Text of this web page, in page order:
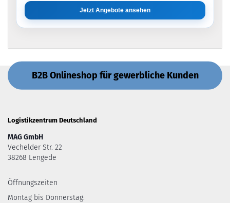
Jetzt Angebote ansehen
B2B Onlineshop für gewerbliche Kunden
Logistikzentrum Deutschland
MAG GmbH
Vechelder Str. 22
38268 Lengede
Öffnungszeiten
Montag bis Donnerstag: